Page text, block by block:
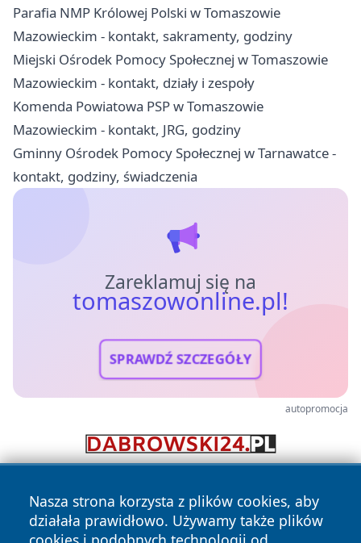
Parafia NMP Królowej Polski w Tomaszowie
Mazowieckim - kontakt, sakramenty, godziny
Miejski Ośrodek Pomocy Społecznej w Tomaszowie
Mazowieckim - kontakt, działy i zespoły
Komenda Powiatowa PSP w Tomaszowie
Mazowieckim - kontakt, JRG, godziny
Gminny Ośrodek Pomocy Społecznej w Tarnawatce -
kontakt, godziny, świadczenia
Zareklamuj się na
tomaszowonline.pl!
SPRAWDŹ SZCZEGÓŁY
autopromocja
Nasza strona korzysta z plików cookies, aby
działała prawidłowo. Używamy także plików